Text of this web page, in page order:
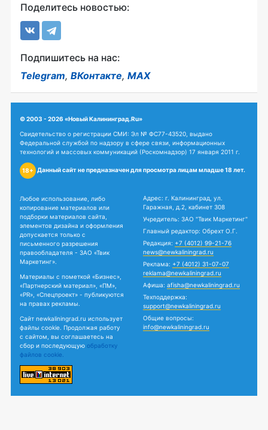
Поделитесь новостью:
Подпишитесь на нас:
Telegram, ВКонтакте, MAX
© 2003 - 2026 «Новый Калининград.Ru»
Свидетельство о регистрации СМИ: Эл № ФС77-43520, выдано
Федеральной службой по надзору в сфере связи, информационных
технологий и массовых коммуникаций (Роскомнадзор) 17 января 2011 г.
18+ Данный сайт не предназначен для просмотра лицам младше 18 лет.
Любое использование, либо
копирование материалов или
подборки материалов сайта,
элементов дизайна и оформления
допускается только с
письменного разрешения
правообладателя - ЗАО «Твик
Маркетинг».
Материалы с пометкой «Бизнес»,
«Партнерский материал», «ПМ»,
«PR», «Спецпроект» - публикуются
на правах рекламы.
Сайт newkaliningrad.ru использует
файлы cookie. Продолжая работу
с сайтом, вы соглашаетесь на
сбор и последующую обработку
файлов cookie.
Адрес: г. Калининград, ул.
Гаражная, д.2, кабинет 308
Учредитель: ЗАО "Твик Маркетинг"
Главный редактор: Обрехт О.Г.
Редакция: +7 (4012) 99-21-76
news@newkaliningrad.ru
Реклама: +7 (4012) 31-07-07
reklama@newkaliningrad.ru
Афиша: afisha@newkaliningrad.ru
Техподдержка:
support@newkaliningrad.ru
Общие вопросы:
info@newkaliningrad.ru